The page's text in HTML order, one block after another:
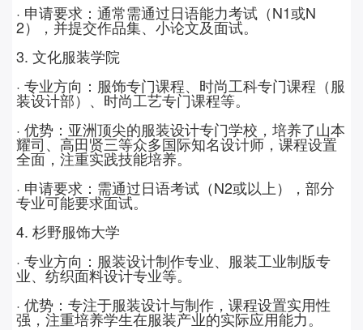
· 申请要求：通常需通过日语能力考试（N1或N
2），并提交作品集、小论文及面试。
3. 文化服装学院
· 专业方向：服饰专门课程、时尚工科专门课程（服
装设计部）、时尚工艺专门课程等。
· 优势：亚洲顶尖的服装设计专门学校，培养了山本
耀司、高田贤三等众多国际知名设计师，课程设置
全面，注重实践技能培养。
· 申请要求：需通过日语考试（N2或以上），部分
专业可能要求面试。
4. 杉野服饰大学
· 专业方向：服装设计制作专业、服装工业制版专
业、纺织面料设计专业等。
· 优势：专注于服装设计与制作，课程设置实用性
强，注重培养学生在服装产业的实际应用能力。